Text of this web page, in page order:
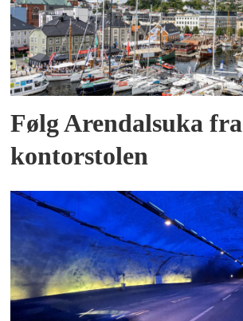
Følg Arendalsuka fra
kontorstolen